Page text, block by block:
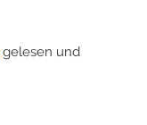
gelesen und